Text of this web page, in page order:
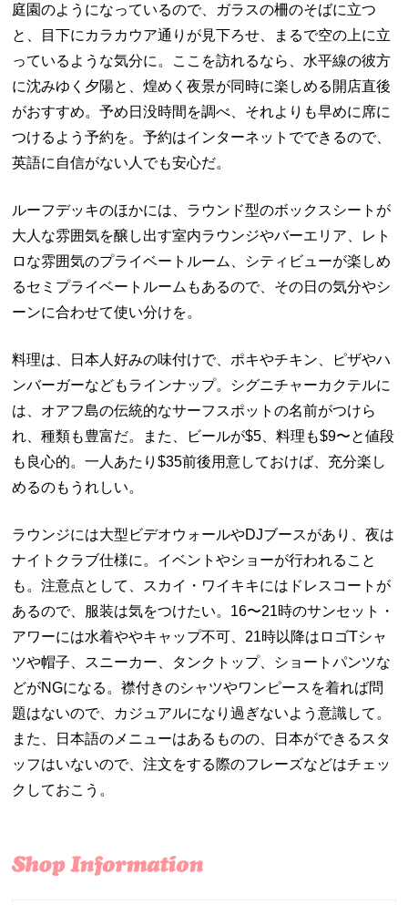
庭園のようになっているので、ガラスの柵のそばに立つ
と、目下にカラカウア通りが見下ろせ、まるで空の上に立
っているような気分に。ここを訪れるなら、水平線の彼方
に沈みゆく夕陽と、煌めく夜景が同時に楽しめる開店直後
がおすすめ。予め日没時間を調べ、それよりも早めに席に
つけるよう予約を。予約はインターネットでできるので、
英語に自信がない人でも安心だ。
ルーフデッキのほかには、ラウンド型のボックスシートが
大人な雰囲気を醸し出す室内ラウンジやバーエリア、レト
ロな雰囲気のプライベートルーム、シティビューが楽しめ
るセミプライベートルームもあるので、その日の気分やシ
ーンに合わせて使い分けを。
料理は、日本人好みの味付けで、ポキやチキン、ピザやハ
ンバーガーなどもラインナップ。シグニチャーカクテルに
は、オアフ島の伝統的なサーフスポットの名前がつけら
れ、種類も豊富だ。また、ビールが$5、料理も$9〜と値段
も良心的。一人あたり$35前後用意しておけば、充分楽し
めるのもうれしい。
ラウンジには大型ビデオウォールやDJブースがあり、夜は
ナイトクラブ仕様に。イベントやショーが行われること
も。注意点として、スカイ・ワイキキにはドレスコートが
あるので、服装は気をつけたい。16〜21時のサンセット・
アワーには水着ややキャップ不可、21時以降はロゴTシャ
ツや帽子、スニーカー、タンクトップ、ショートパンツな
どがNGになる。襟付きのシャツやワンピースを着れば問
題はないので、カジュアルになり過ぎないよう意識して。
また、日本語のメニューはあるものの、日本ができるスタ
ッフはいないので、注文をする際のフレーズなどはチェッ
クしておこう。